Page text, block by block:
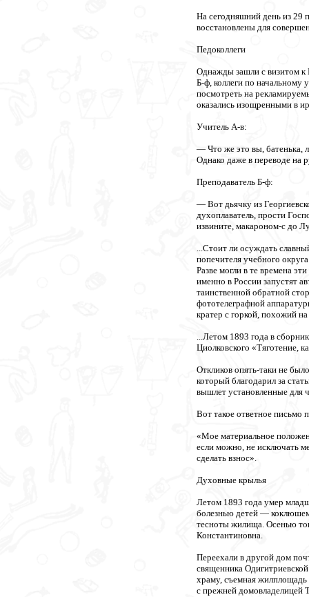
На сегодняшний день из 29
восстановлены для
Педоколлеги
Однажды зашли с визитом к
Б-ф, коллеги по начальному
посмотреть на
оказались изощренными в
Учитель А-в:
— Что же это вы, батенька,
Однако даже в переводе на
Преподаватель Б-ф:
— Вот дьячку из
духоплаватель, прости
извините, макароном-с до
...Стоит ли осуждать
попечителя учебного
Разве могли в те времена
именно в России запустят
таинственной обратной
фототелеграфной
кратер с горкой, похожий
...Летом 1893 года в
Циолковского «Тяготение,
Откликов опять-таки не
который благодарил за
вышлет установленные для
Вот такое ответное письмо
«Мое материальное
если можно, не исключать
сделать взнос».
Духовные крылья
Летом 1893 года умер
болезнью детей —
тесноты жилища. Осенью
Константиновна.
Переехали в другой дом
священника
храму, съемная жилплощадь
с прежней домовладелицей